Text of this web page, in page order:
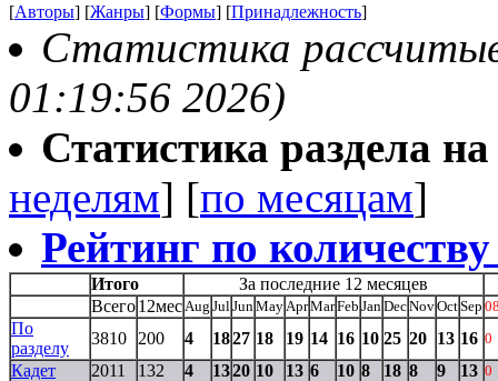
[Авторы] [Жанры] [Формы] [Принадлежность]
Статистика
01:19:56 2026)
Статистика раздела
неделям] [по месяцам]
Рейтинг по
Итого
За последние 12 месяцев
Всего12мес Aug Jul Jun May AprMarFeb Jan DecNovOctSep
По
разделу
3810 200 4 1827 18 19 14 16 10 25 20 13 16 0
Кадет 2011 132 4 1320 10 13 6 10 8 18 8 9 13 0